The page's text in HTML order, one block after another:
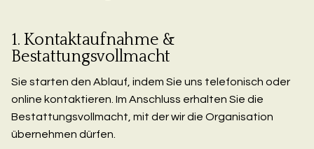
1. Kontaktaufnahme &
Bestattungsvollmacht
Sie starten den Ablauf, indem Sie uns telefonisch oder
online kontaktieren. Im Anschluss erhalten Sie die
Bestattungsvollmacht, mit der wir die Organisation
übernehmen dürfen.